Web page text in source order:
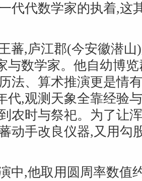
代代数学家的执着,这
蕃,庐江郡(今安徽潜山
与数学家。他自幼博
法、算术推演更是情
代,观测天象全靠经验
农时与祭祀。为了让
动手改良仪器,又用勾
中,他取用圆周率数值